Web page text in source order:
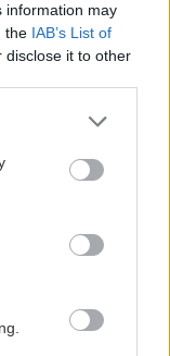
information may
the IAB’s List of
disclose it to other
or more Google
You may click to
party tags to
in below Google